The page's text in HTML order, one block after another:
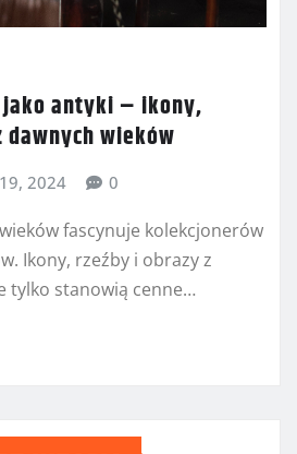
antyki – ikony,
dawnych wieków
2024 0
fascynuje kolekcjonerów
Ikony, rzeźby i obrazy z
tylko stanowią cenne…